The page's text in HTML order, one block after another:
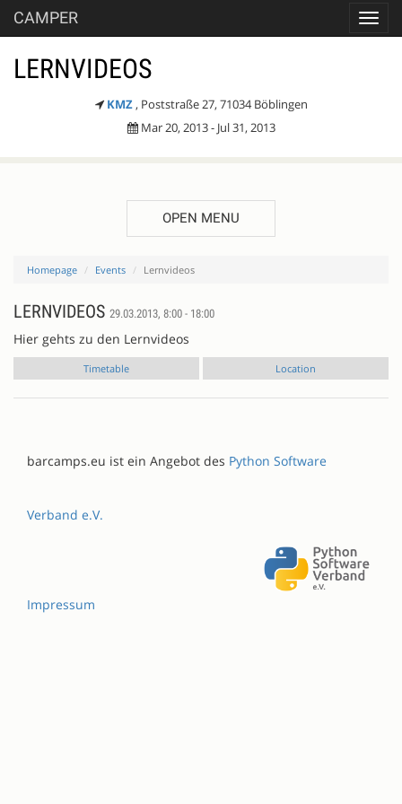
CAMPER
LERNVIDEOS
KMZ , Poststraße 27, 71034 Böblingen
Mar 20, 2013 - Jul 31, 2013
OPEN MENU
Homepage Events Lernvideos
LERNVIDEOS 29.03.2013, 8:00 - 18:00
Hier gehts zu den Lernvideos
Timetable Location
barcamps.eu ist ein Angebot des Python Software
Verband e.V.
Impressum